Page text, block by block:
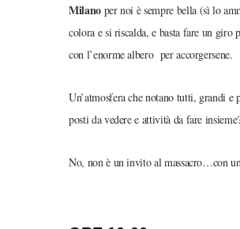
Milano per noi è sempre bella (sì lo
colora e si riscalda, e basta fare un
con l’enorme albero per accorgersene.
Un’atmosfera che notano tutti, grandi
posti da vedere e attività da fare
No, non è un invito al massacro…con